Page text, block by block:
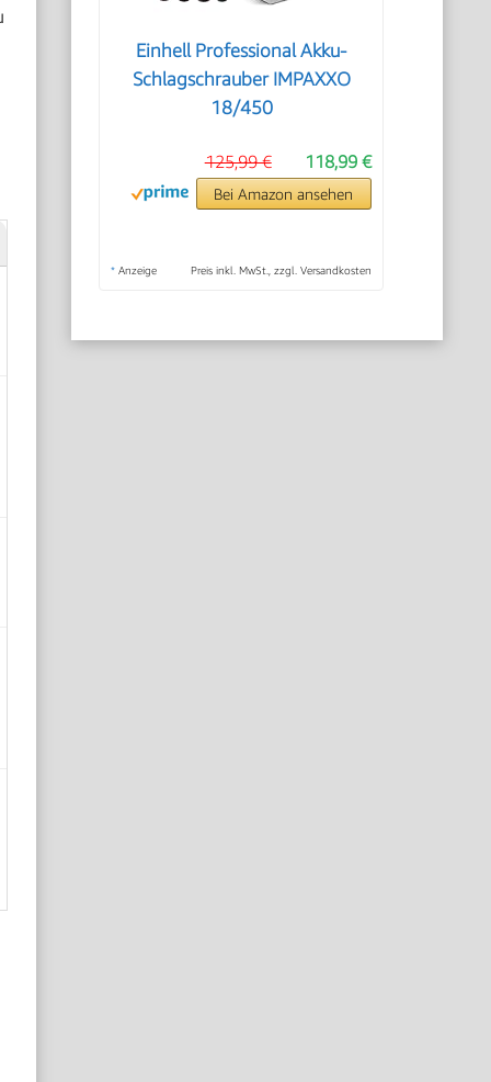
Einhell Professional Akku-
Schlagschrauber IMPAXXO
18/450
118,99 €
125,99 €
Bei Amazon ansehen
* Anzeige Preis inkl. MwSt., zzgl. Versandkosten